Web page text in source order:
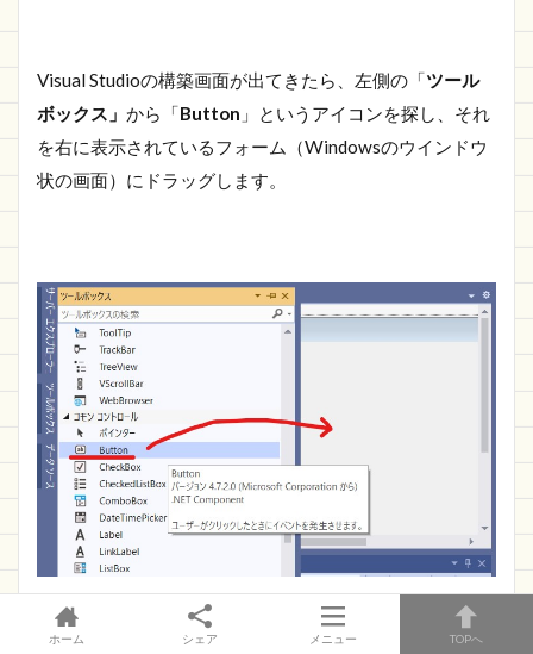
Visual Studioの構築画面が出てきたら、左側の「ツール
ボックス」 から「Button 」というアイコンを探し、それ
を右に表示されているフォーム（Windowsのウインドウ
状の画面）にドラッグします。
ホーム シェア メニュー TOPへ